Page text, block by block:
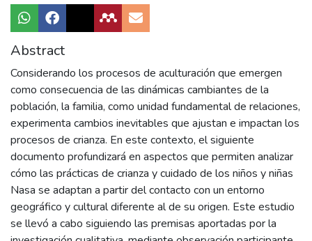
Abstract
Considerando los procesos de aculturación que emergen
como consecuencia de las dinámicas cambiantes de la
población, la familia, como unidad fundamental de relaciones,
experimenta cambios inevitables que ajustan e impactan los
procesos de crianza. En este contexto, el siguiente
documento profundizará en aspectos que permiten analizar
cómo las prácticas de crianza y cuidado de los niños y niñas
Nasa se adaptan a partir del contacto con un entorno
geográfico y cultural diferente al de su origen. Este estudio
se llevó a cabo siguiendo las premisas aportadas por la